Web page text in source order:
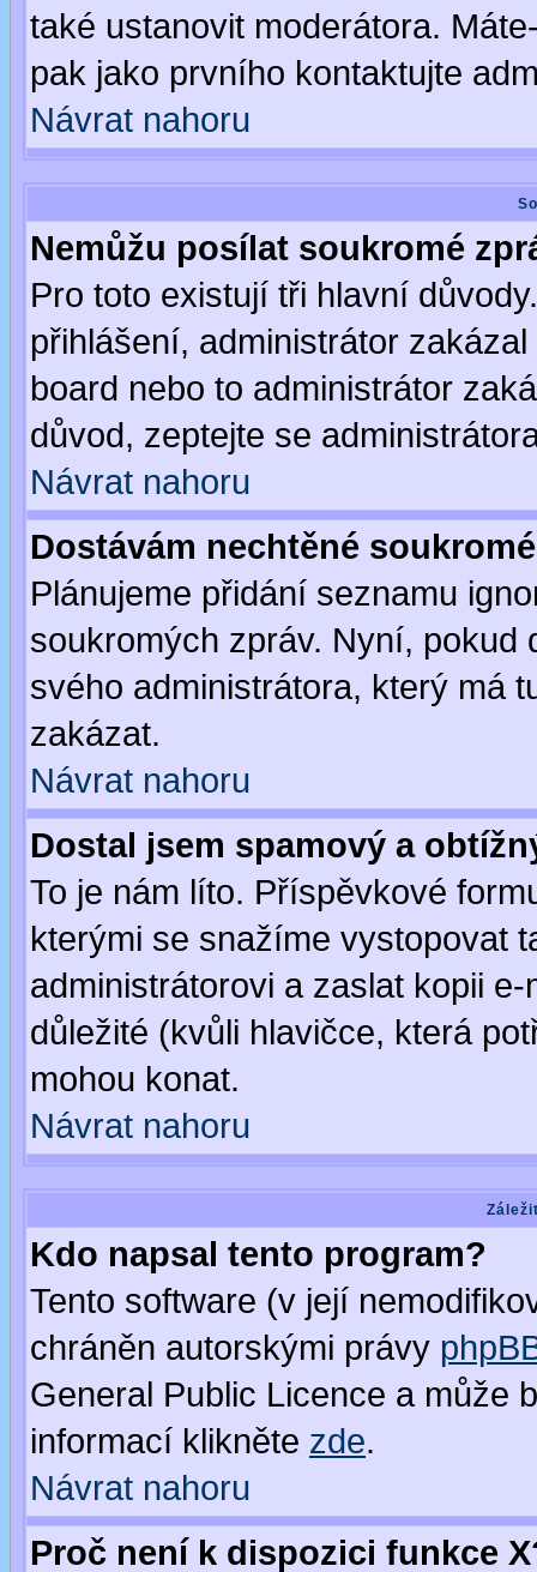
také ustanovit moderátora.
pak jako prvního kontaktujte
Návrat nahoru
Nemůžu posílat soukromé
Pro toto existují tři hlavní
přihlášení, administrátor
board nebo to administrátor
důvod, zeptejte se
Návrat nahoru
Dostávám nechtěné
Plánujeme přidání seznamu
soukromých zpráv. Nyní, pokud
svého administrátora, který má
zakázat.
Návrat nahoru
Dostal jsem spamový a
To je nám líto. Příspěvkové
kterými se snažíme vystopovat
administrátorovi a zaslat kopii
důležité (kvůli hlavičce, která
mohou konat.
Návrat nahoru
Kdo napsal tento program?
Tento software (v její
chráněn autorskými právy
General Public Licence a může
informací klikněte zde.
Návrat nahoru
Proč není k dispozici funkce